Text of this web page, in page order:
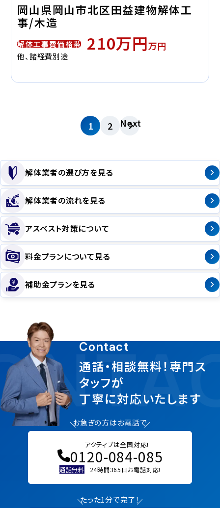
岡山県岡山市北区田益建物解体工
事/木造
解体工事費価格帯 210万円万円
他、諸経費別途
1 2 Next
解体業者の選び方を見る
解体業者の流れを見る
アスベスト対策について
料金プランについて見る
補助金プランを見る
Contact
通話・相談無料！専門ス
タッフが
丁寧に対応いたします
お急ぎの方はお電話で
アクティブは全国対応!
0120-084-085
通話無料 24時間365日お電話対応!
たった1分で完了！